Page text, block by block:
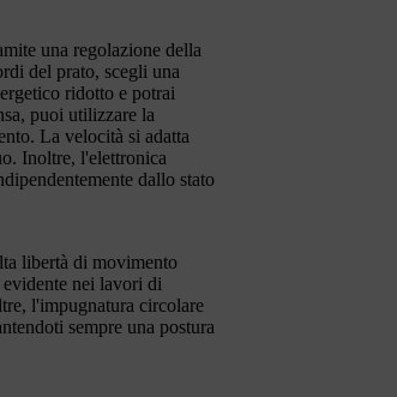
una regolazione della
del prato, scegli una
ridotto e potrai
puoi utilizzare la
La velocità si adatta
Inoltre, l'elettronica
dallo stato
libertà di movimento
nei lavori di
l'impugnatura circolare
sempre una postura